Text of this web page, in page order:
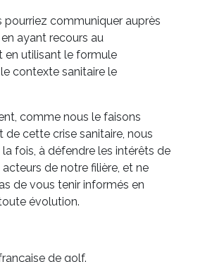
pourriez communiquer auprès
ayant recours au
en utilisant le formule
contexte sanitaire le
comme nous le faisons
de cette crise sanitaire, nous
fois, à défendre les intérêts de
acteurs de notre filière, et ne
de vous tenir informés en
évolution.
de golf.